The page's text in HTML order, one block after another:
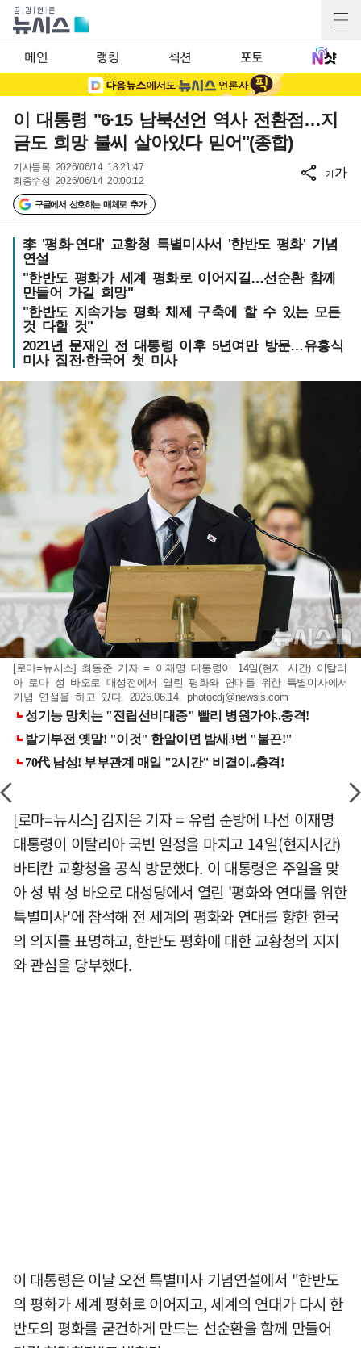
메인 랭킹 섹션 포토
이 대통령 "6·15 남북선언 역사 전환점…지
금도 희망 불씨 살아있다 믿어"(종합)
기사등록 2026/06/14 18:21:47
최종수정 2026/06/14 20:00:12
구글에서 선호하는 매체로 추가
가가
李 '평화·연대' 교황청 특별미사서 '한반도 평화' 기념
연설
"한반도 평화가 세계 평화로 이어지길…선순환 함께
만들어 가길 희망"
"한반도 지속가능 평화 체제 구축에 할 수 있는 모든
것 다할 것"
2021년 문재인 전 대통령 이후 5년여만 방문…유흥식
미사 집전·한국어 첫 미사
[로마=뉴시스] 최동준 기자 = 이재명 대통령이 14일(현지 시간) 이탈리
아 로마 성 바오로 대성전에서 열린 평화와 연대를 위한 특별미사에서
기념 연설을 하고 있다. 2026.06.14.photocdj@newsis.com
[로마=뉴시스] 김지은 기자 = 유럽 순방에 나선 이재명
대통령이 이탈리아 국빈 일정을 마치고 14일(현지시간)
바티칸 교황청을 공식 방문했다. 이 대통령은 주일을 맞
아 성 밖 성 바오로 대성당에서 열린 '평화와 연대를 위한
특별미사'에 참석해 전 세계의 평화와 연대를 향한 한국
의 의지를 표명하고, 한반도 평화에 대한 교황청의 지지
와 관심을 당부했다.
이 대통령은 이날 오전 특별미사 기념연설에서 "한반도
의 평화가 세계 평화로 이어지고, 세계의 연대가 다시 한
반도의 평화를 굳건하게 만드는 선순환을 함께 만들어